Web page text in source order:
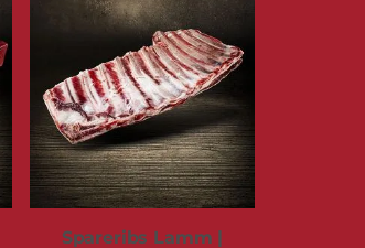
Spareribs Lamm |